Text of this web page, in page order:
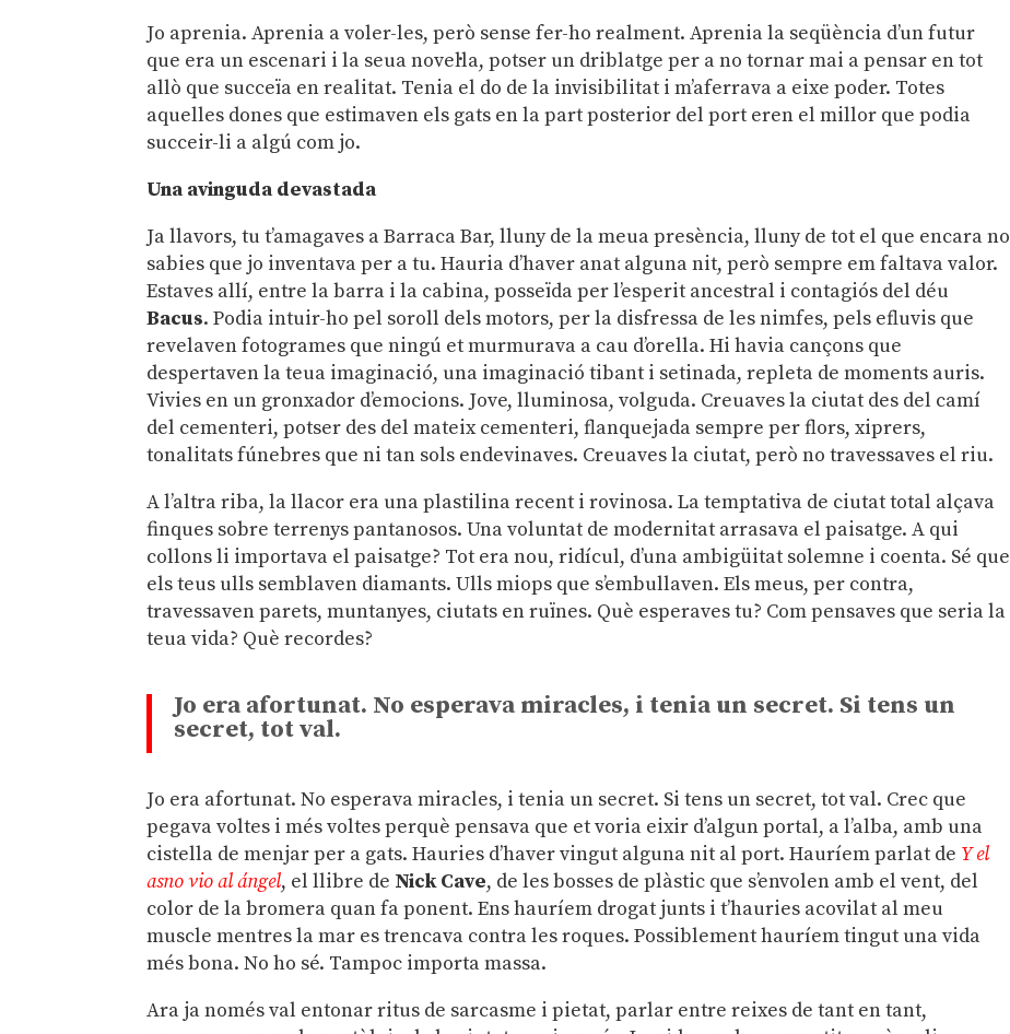
Jo aprenia. Aprenia a voler-les, però sense fer-ho realment. Aprenia la seqüència d’un futur
que era un escenari i la seua novel·la, potser un driblatge per a no tornar mai a pensar en tot
allò que succeïa en realitat. Tenia el do de la invisibilitat i m’aferrava a eixe poder. Totes
aquelles dones que estimaven els gats en la part posterior del port eren el millor que podia
succeir-li a algú com jo.
Una avinguda devastada
Ja llavors, tu t’amagaves a Barraca Bar, lluny de la meua presència, lluny de tot el que encara no
sabies que jo inventava per a tu. Hauria d’haver anat alguna nit, però sempre em faltava valor.
Estaves allí, entre la barra i la cabina, posseïda per l’esperit ancestral i contagiós del déu
Bacus. Podia intuir-ho pel soroll dels motors, per la disfressa de les nimfes, pels efluvis que
revelaven fotogrames que ningú et murmurava a cau d’orella. Hi havia cançons que
despertaven la teua imaginació, una imaginació tibant i setinada, repleta de moments auris.
Vivies en un gronxador d’emocions. Jove, lluminosa, volguda. Creuaves la ciutat des del camí
del cementeri, potser des del mateix cementeri, flanquejada sempre per flors, xiprers,
tonalitats fúnebres que ni tan sols endevinaves. Creuaves la ciutat, però no travessaves el riu.
A l’altra riba, la llacor era una plastilina recent i rovinosa. La temptativa de ciutat total alçava
finques sobre terrenys pantanosos. Una voluntat de modernitat arrasava el paisatge. A qui
collons li importava el paisatge? Tot era nou, ridícul, d’una ambigüitat solemne i coenta. Sé que
els teus ulls semblaven diamants. Ulls miops que s’embullaven. Els meus, per contra,
travessaven parets, muntanyes, ciutats en ruïnes. Què esperaves tu? Com pensaves que seria la
teua vida? Què recordes?
Jo era afortunat. No esperava miracles, i tenia un secret. Si tens un
secret, tot val.
Jo era afortunat. No esperava miracles, i tenia un secret. Si tens un secret, tot val. Crec que
pegava voltes i més voltes perquè pensava que et voria eixir d’algun portal, a l’alba, amb una
cistella de menjar per a gats. Hauries d’haver vingut alguna nit al port. Hauríem parlat de Y el
asno vio al ángel, el llibre de Nick Cave, de les bosses de plàstic que s’envolen amb el vent, del
color de la bromera quan fa ponent. Ens hauríem drogat junts i t’hauries acovilat al meu
muscle mentres la mar es trencava contra les roques. Possiblement hauríem tingut una vida
més bona. No ho sé. Tampoc importa massa.
Ara ja només val entonar ritus de sarcasme i pietat, parlar entre reixes de tant en tant,